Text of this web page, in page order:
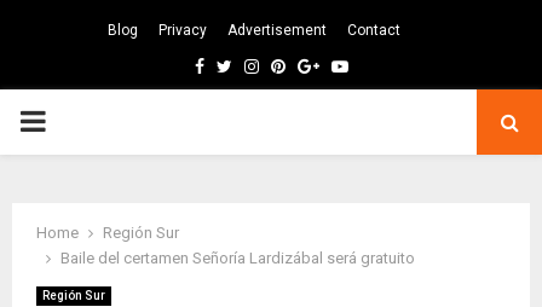
Blog Privacy Advertisement Contact
Facebook
TwitterInstagram
Pinterest
GoogleYoutube
PRIMARY
Home
Región Sur
Baile del certamen Señoría Lardizábal será gratuito
Región Sur